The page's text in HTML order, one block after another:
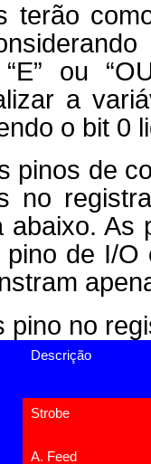
terão
ou
a
o bit 0
pinos de
no
As
de I/
pino no
Descrição
Strobe
A. Feed